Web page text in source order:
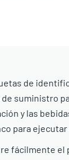
de
de suministro
y las
para
fácilmente el